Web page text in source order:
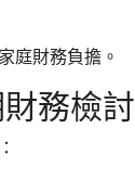
庭財務負擔。
務檢討